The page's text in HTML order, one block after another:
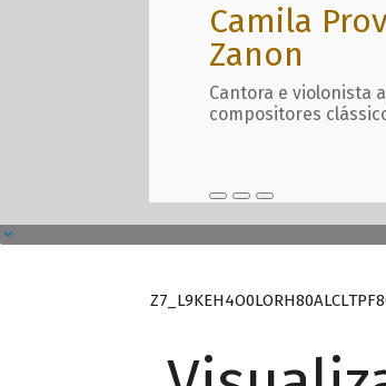
Camila
Zanon
Cantora e violonista
compositores